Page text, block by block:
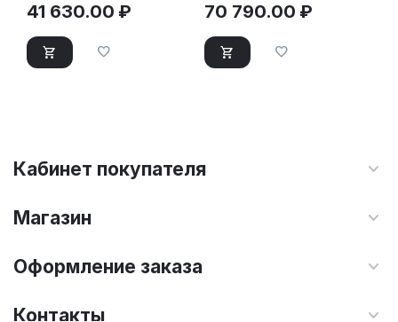
41 630.00 ₽ 70 790.00 ₽
Кабинет покупателя
Магазин
Оформление заказа
Контакты